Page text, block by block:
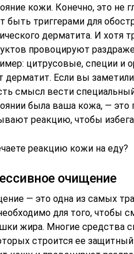
кожи. Конечно, это не
быть триггерами для
дерматита. И хотя
провоцируют
цитрусовые, специи и
дерматит. Если вы
смысл вести
была ваша кожа, —
реакцию, чтобы
реакцию кожи на еду?
очищение
— это одна из самых
для того, чтобы
жира. Многие средства
строится ее